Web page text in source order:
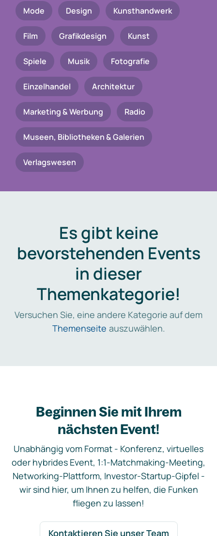
Mode Design Kunsthandwerk
Film Grafikdesign Kunst
Spiele Musik Fotografie
Einzelhandel Architektur
Marketing & Werbung Radio
Museen, Bibliotheken & Galerien
Verlagswesen
Es gibt keine
bevorstehenden Events
in dieser
Themenkategorie!
Versuchen Sie, eine andere Kategorie auf dem
Themenseite auszuwählen.
Beginnen Sie mit Ihrem
nächsten Event!
Unabhängig vom Format - Konferenz, virtuelles
oder hybrides Event, 1:1-Matchmaking-Meeting,
Networking-Plattform, Investor-Startup-Gipfel -
wir sind hier, um Ihnen zu helfen, die Funken
fliegen zu lassen!
Kontaktieren Sie unser Team